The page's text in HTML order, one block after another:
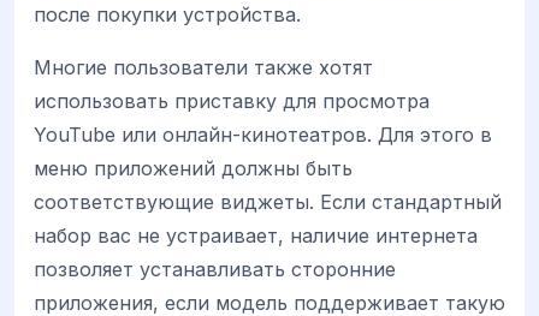
после покупки устройства.
Многие пользователи также хотят
использовать приставку для просмотра
YouTube или онлайн-кинотеатров. Для этого в
меню приложений должны быть
соответствующие виджеты. Если стандартный
набор вас не устраивает, наличие интернета
позволяет устанавливать сторонние
приложения, если модель поддерживает такую